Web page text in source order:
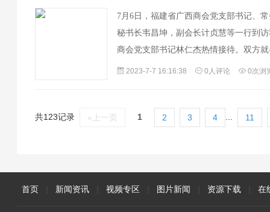
7月6日，福建省广西商会党支部书记、
秘书长韦昌坤，副会长计贞慧等一行到
商会党支部书记林仁杰热情接待。双方
何加强商会之间的联系等问题进行交流
2023-7-7 16:16:38 0人评论 0次浏
共123记录 «上一页 1 2 3 4 11
首页 新闻资讯 视频专区 图片新闻 资源下载 在